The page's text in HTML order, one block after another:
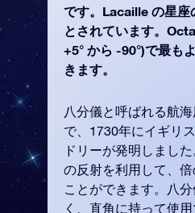
です。Lacaille の星座
とされています。
+5° から -90°)で最も
きます。
八分儀と呼ばれる航
で、1730年にイギリ
ドリーが発明しまし
の反射を利用して、
ことができます。八
く、直角に持って使用